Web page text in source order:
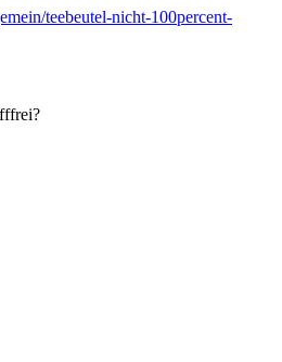
teebeutel-nicht-100percent-